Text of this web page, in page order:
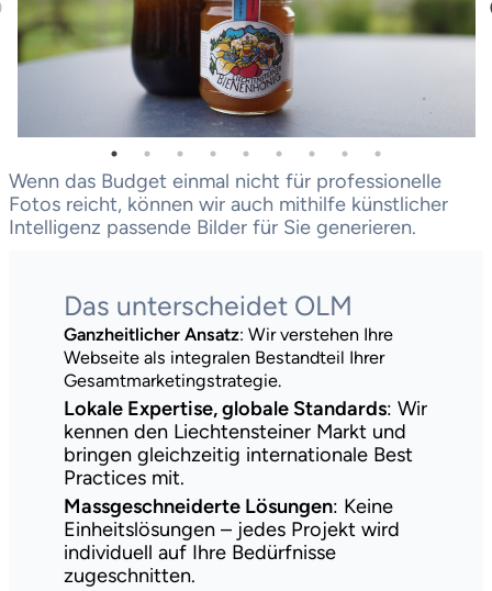
Wenn das Budget einmal nicht für professionelle
Fotos reicht, können wir auch mithilfe künstlicher
Intelligenz passende Bilder für Sie generieren.
Das unterscheidet OLM
Ganzheitlicher Ansatz: Wir verstehen Ihre
Webseite als integralen Bestandteil Ihrer
Gesamtmarketingstrategie.
Lokale Expertise, globale Standards: Wir
kennen den Liechtensteiner Markt und
bringen gleichzeitig internationale Best
Practices mit.
Massgeschneiderte Lösungen: Keine
Einheitslösungen – jedes Projekt wird
individuell auf Ihre Bedürfnisse
zugeschnitten.